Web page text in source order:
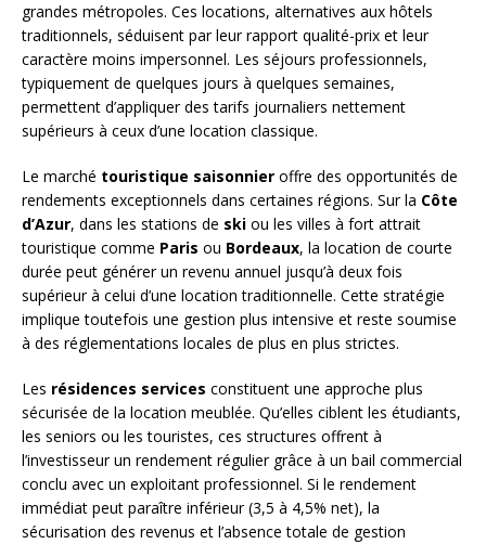
grandes métropoles. Ces locations, alternatives aux hôtels
traditionnels, séduisent par leur rapport qualité-prix et leur
caractère moins impersonnel. Les séjours professionnels,
typiquement de quelques jours à quelques semaines,
permettent d’appliquer des tarifs journaliers nettement
supérieurs à ceux d’une location classique.
Le marché touristique saisonnier offre des opportunités de
rendements exceptionnels dans certaines régions. Sur la Côte
d’Azur, dans les stations de ski ou les villes à fort attrait
touristique comme Paris ou Bordeaux, la location de courte
durée peut générer un revenu annuel jusqu’à deux fois
supérieur à celui d’une location traditionnelle. Cette stratégie
implique toutefois une gestion plus intensive et reste soumise
à des réglementations locales de plus en plus strictes.
Les résidences services constituent une approche plus
sécurisée de la location meublée. Qu’elles ciblent les étudiants,
les seniors ou les touristes, ces structures offrent à
l’investisseur un rendement régulier grâce à un bail commercial
conclu avec un exploitant professionnel. Si le rendement
immédiat peut paraître inférieur (3,5 à 4,5% net), la
sécurisation des revenus et l’absence totale de gestion